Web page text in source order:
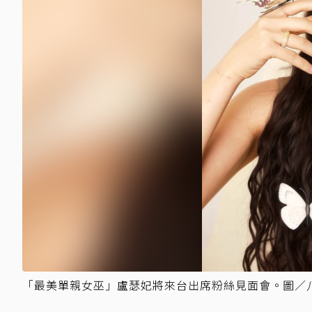
「最美單親女巫」盧瑟妃將來台出席粉絲見面會。圖